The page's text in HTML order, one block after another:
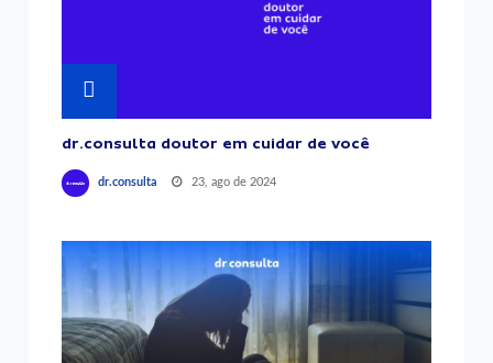
dr.consulta doutor em cuidar de você
dr.consulta 23, ago de 2024